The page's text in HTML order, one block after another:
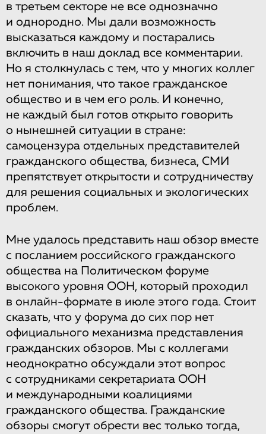
в третьем секторе не все однозначно
и однородно. Мы дали возможность
высказаться каждому и постарались
включить в наш доклад все комментарии.
Но я столкнулась с тем, что у многих коллег
нет понимания, что такое гражданское
общество и в чем его роль. И конечно,
не каждый был готов открыто говорить
о нынешней ситуации в стране:
самоцензура отдельных представителей
гражданского общества, бизнеса, СМИ
препятствует открытости и сотрудничеству
для решения социальных и экологических
проблем.
Мне удалось представить наш обзор вместе
с посланием российского гражданского
общества на Политическом форуме
высокого уровня ООН, который проходил
в онлайн-формате в июле этого года. Стоит
сказать, что у форума до сих пор нет
официального механизма представления
гражданских обзоров. Мы с коллегами
неоднократно обсуждали этот вопрос
с сотрудниками секретариата ООН
и международными коалициями
гражданского общества. Гражданские
обзоры смогут обрести вес только тогда,